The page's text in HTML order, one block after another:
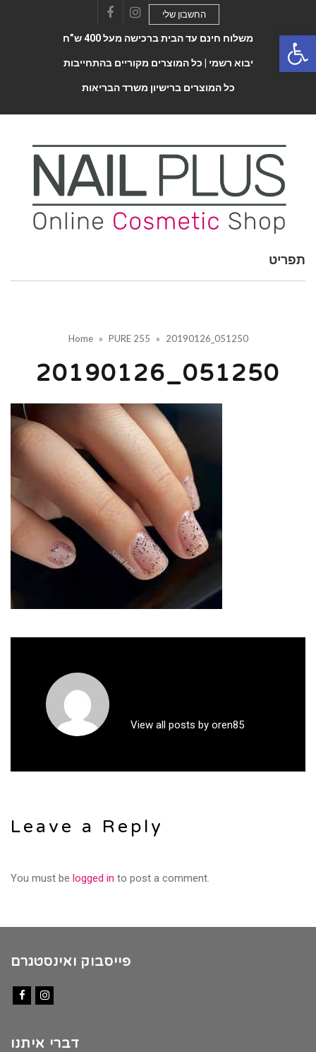
FacebookInstagram
החשבון שלי
משלוח חינם עד הבית ברכישה מעל 400 ש”ח
יבוא רשמי | כל המוצרים מקוריים בהתחייבות
כל המוצרים ברישיון משרד הבריאות
Toggle
תפריט
Home » PURE 255 » 20190126_051250
20190126_051250
View all posts by oren85
Leave a Reply
You must be logged in to post a comment.
פייסבוק ואינסטגרם
דברי איתנו